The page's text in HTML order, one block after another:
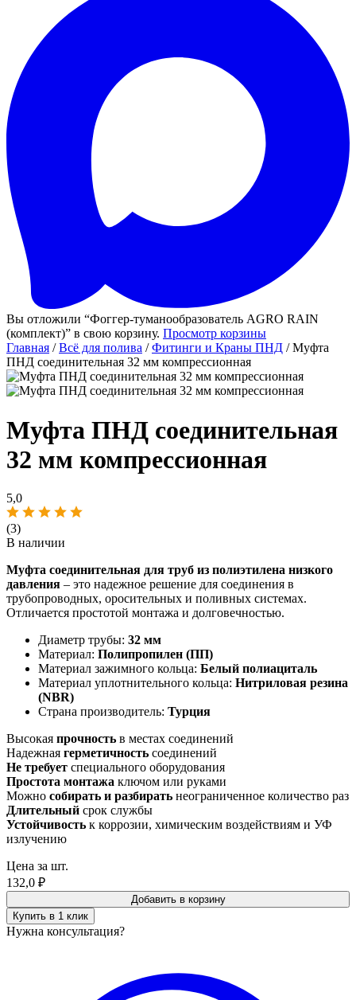
Вы отложили “Фоггер-туманообразователь AGRO RAIN
(комплект)” в свою корзину. Просмотр корзины
Главная /Всё для полива /Фитинги и Краны ПНД / Муфта
ПНД соединительная 32 мм компрессионная
Муфта ПНД соединительная
32 мм компрессионная
5,0
(3)
В наличии
Муфта соединительная для труб из полиэтилена низкого
давления – это надежное решение для соединения в
трубопроводных, оросительных и поливных системах.
Отличается простотой монтажа и долговечностью.
Диаметр трубы: 32 мм
Материал: Полипропилен (ПП)
Материал зажимного кольца: Белый полиациталь
Материал уплотнительного кольца: Нитриловая резина
(NBR)
Страна производитель: Турция
Высокая прочность в местах соединений
Надежная герметичность соединений
Не требует специального оборудования
Простота монтажа ключом или руками
Можно собирать и разбирать неограниченное количество раз
Длительный срок службы
Устойчивость к коррозии, химическим воздействиям и УФ
излучению
Цена за шт.
132,0 ₽
Добавить в корзину
Купить в 1 клик
Нужна консультация?